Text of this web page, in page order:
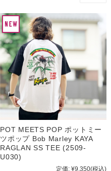
POT MEETS POP ポットミー
ツポップ Bob Marley KAYA
RAGLAN SS TEE (2509-
U030)
定価: ¥9,350(税込)